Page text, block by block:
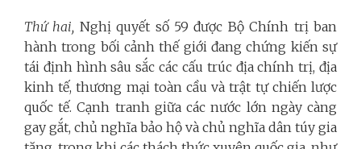
Thứ hai, Nghị quyết số 59 được Bộ Chính trị ban
hành trong bối cảnh thế giới đang chứng kiến sự
tái định hình sâu sắc các cấu trúc địa chính trị, địa
kinh tế, thương mại toàn cầu và trật tự chiến lược
quốc tế. Cạnh tranh giữa các nước lớn ngày càng
gay gắt, chủ nghĩa bảo hộ và chủ nghĩa dân túy gia